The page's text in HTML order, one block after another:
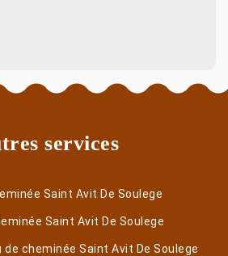
services
Saint Avit De Soulege
Saint Avit De Soulege
de cheminée Saint Avit De Soulege